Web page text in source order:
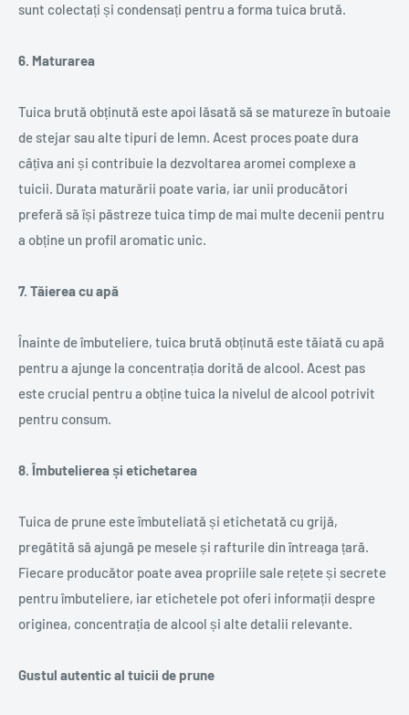
sunt colectați și condensați pentru a forma tuica brută.
6. Maturarea
Tuica brută obținută este apoi lăsată să se matureze în butoaie
de stejar sau alte tipuri de lemn. Acest proces poate dura
câțiva ani și contribuie la dezvoltarea aromei complexe a
tuicii. Durata maturării poate varia, iar unii producători
preferă să își păstreze tuica timp de mai multe decenii pentru
a obține un profil aromatic unic.
7. Tăierea cu apă
Înainte de îmbuteliere, tuica brută obținută este tăiată cu apă
pentru a ajunge la concentrația dorită de alcool. Acest pas
este crucial pentru a obține tuica la nivelul de alcool potrivit
pentru consum.
8. Îmbutelierea și etichetarea
Tuica de prune este îmbuteliată și etichetată cu grijă,
pregătită să ajungă pe mesele și rafturile din întreaga țară.
Fiecare producător poate avea propriile sale rețete și secrete
pentru îmbuteliere, iar etichetele pot oferi informații despre
originea, concentrația de alcool și alte detalii relevante.
Gustul autentic al tuicii de prune